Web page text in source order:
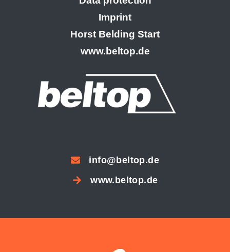
Imprint
Horst Belding Start
www.beltop.de
info@beltop.de
www.beltop.de